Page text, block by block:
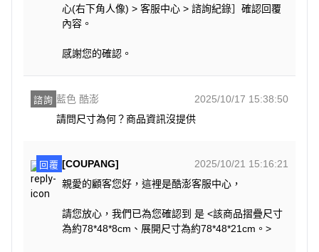
心(右下角人像) > 客服中心 > 諮詢紀錄］確認回覆
內容。
感謝您的確認。
諮詢 藍色 酷澎
2025/10/17 15:38:50
請問尺寸為何？商品資訊沒提供
回覆 [COUPANG]
2025/10/21 15:16:21
親愛的顧客您好，這裡是酷澎客服中心，
請您放心，我們已為您確認到 是 <該商品摺疊尺寸
為約78*48*8cm、展開尺寸為約78*48*21cm。>